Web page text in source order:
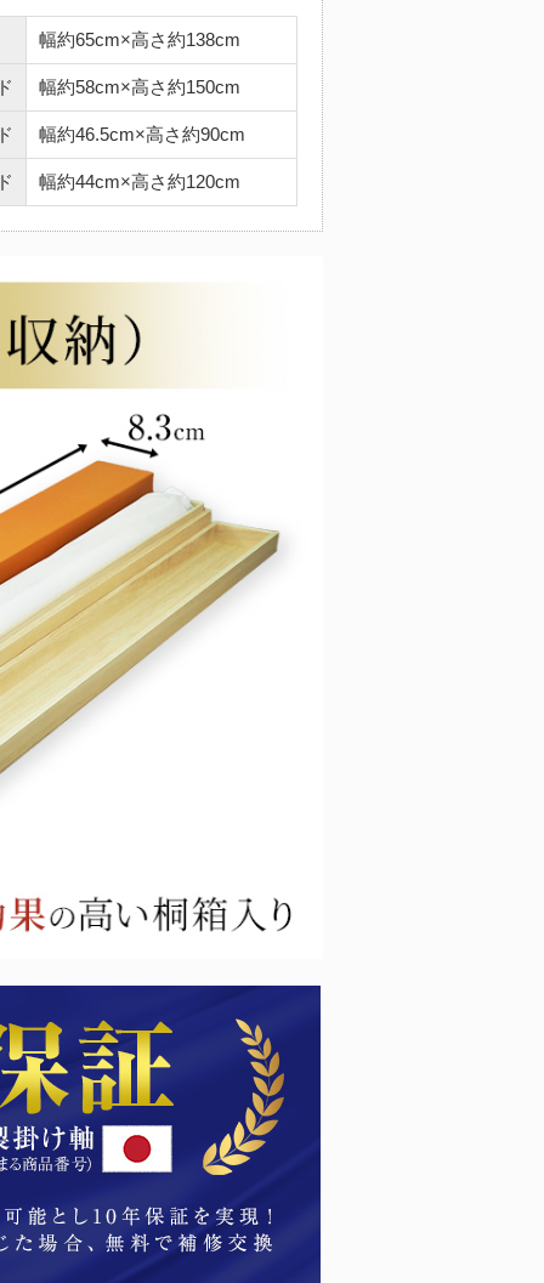
幅約65cm×高さ約138cm
幅約58cm×高さ約150cm
幅約46.5cm×高さ約90cm
幅約44cm×高さ約120cm